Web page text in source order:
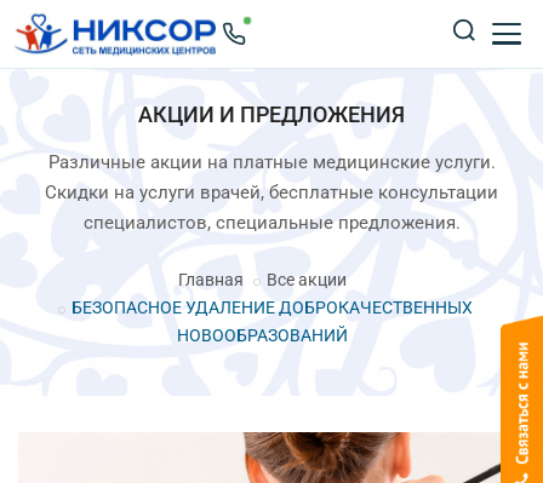
АКЦИИ И ПРЕДЛОЖЕНИЯ
Различные акции на платные медицинские услуги.
Скидки на услуги врачей, бесплатные консультации
специалистов, специальные предложения.
Главная
Все акции
БЕЗОПАСНОЕ УДАЛЕНИЕ ДОБРОКАЧЕСТВЕННЫХ
НОВООБРАЗОВАНИЙ